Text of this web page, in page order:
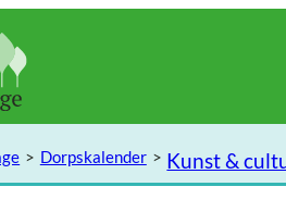
Dorpskalender Kunst &